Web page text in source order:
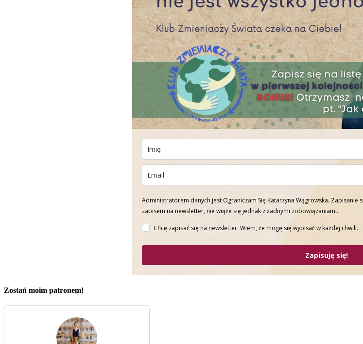
Administratorem danych jest Ograniczam Się Katarzyna Wągrowska. Zapisanie
zapisem na newsletter, nie wiąże się jednak z żadnymi zobowiązaniami.
Chcę zapisać się na newsletter. Wiem, że mogę się wypisać w każdej chwili.
Zapisuję się!
Zostań moim patronem!